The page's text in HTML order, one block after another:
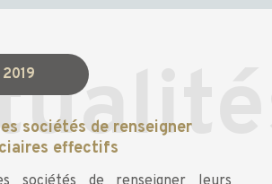
sociétés de renseigner
effectifs